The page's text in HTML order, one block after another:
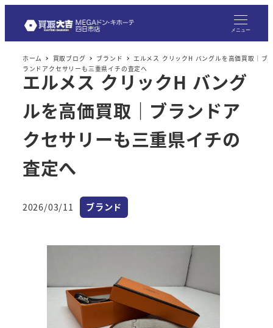
メニュー
ホーム 買取ブログ ブランド
エルメス クリックH バングルを高価買取｜ブ
ランドアクセサリーも三重県イチの査定へ
エルメス クリックH バング
ルを高価買取｜ブランドア
クセサリーも三重県イチの
査定へ
投稿日
2026/03/11 カテゴリー
ブランド